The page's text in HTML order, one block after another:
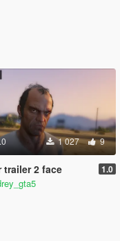
1 027 9
trailer 2 face 1.0